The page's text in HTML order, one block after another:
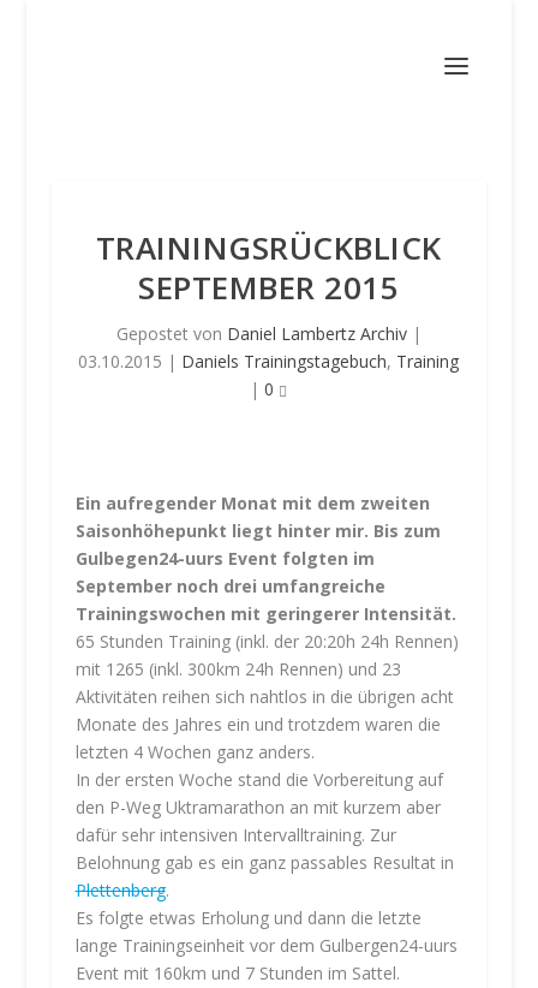
TRAININGSRÜCKBLICK
SEPTEMBER 2015
Gepostet von Daniel Lambertz Archiv|
03.10.2015 | Daniels Trainingstagebuch, Training
|0
Ein aufregender Monat mit dem zweiten
Saisonhöhepunkt liegt hinter mir. Bis zum
Gulbegen24-uurs Event folgten im
September noch drei umfangreiche
Trainingswochen mit geringerer Intensität.
65 Stunden Training (inkl. der 20:20h 24h Rennen)
mit 1265 (inkl. 300km 24h Rennen) und 23
Aktivitäten reihen sich nahtlos in die übrigen acht
Monate des Jahres ein und trotzdem waren die
letzten 4 Wochen ganz anders.
In der ersten Woche stand die Vorbereitung auf
den P-Weg Uktramarathon an mit kurzem aber
dafür sehr intensiven Intervalltraining. Zur
Belohnung gab es ein ganz passables Resultat in
Plettenberg.
Es folgte etwas Erholung und dann die letzte
lange Trainingseinheit vor dem Gulbergen24-uurs
Event mit 160km und 7 Stunden im Sattel.